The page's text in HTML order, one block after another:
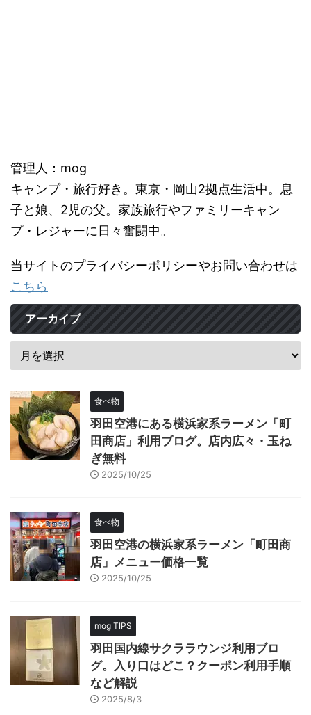
管理人：mog
キャンプ・旅行好き。東京・岡山2拠点生活中。息
子と娘、2児の父。家族旅行やファミリーキャン
プ・レジャーに日々奮闘中。
当サイトのプライバシーポリシーやお問い合わせは
こちら
アーカイブ
食べ物
羽田空港にある横浜家系ラーメン「町
田商店」利用ブログ。店内広々・玉ね
ぎ無料
2025/10/25
食べ物
羽田空港の横浜家系ラーメン「町田商
店」メニュー価格一覧
2025/10/25
mog TIPS
羽田国内線サクララウンジ利用ブロ
グ。入り口はどこ？クーポン利用手順
など解説
2025/8/3